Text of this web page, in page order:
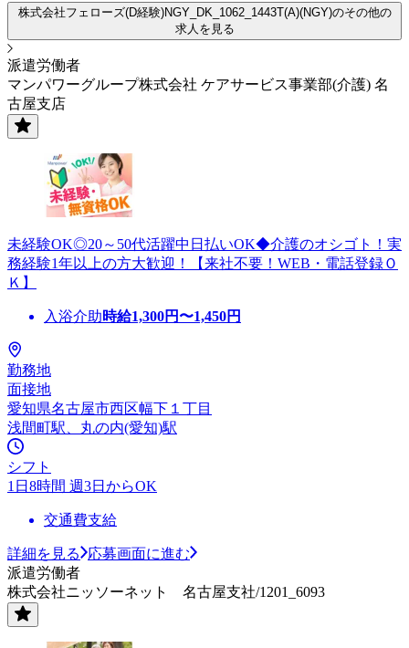
株式会社フェローズ(D経験)NGY_DK_1062_1443T(A)(NGY)のその他の
求人を見る
派遣労働者
マンパワーグループ株式会社 ケアサービス事業部(介護) 名
古屋支店
未経験OK◎20～50代活躍中日払いOK◆介護のオシゴト！実
務経験1年以上の方大歓迎！【来社不要！WEB・電話登録Ｏ
Ｋ】
入浴介助時給1,300円〜1,450円
勤務地
面接地
愛知県名古屋市西区幅下１丁目
浅間町駅、丸の内(愛知)駅
シフト
1日8時間 週3日からOK
交通費支給
詳細を見る
応募画面に進む
派遣労働者
株式会社ニッソーネット 名古屋支社/1201_6093